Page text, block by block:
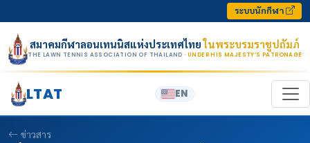
ระบบนักกีฬา
สมาคมกีฬาลอนเทนนิสแห่งประเทศไทยในพระบรมราชูปถัมภ์
THE LAWN TENNIS ASSOCIATION OF THAILAND · UNDER HIS MAJESTY’S PATRONAGE
LTAT EN
ข่าวสาร